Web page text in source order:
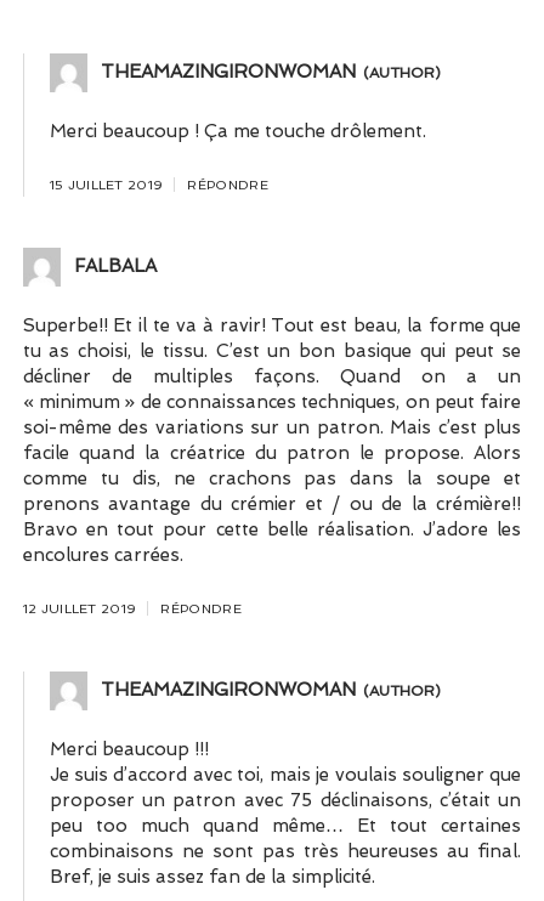
THEAMAZINGIRONWOMAN
Merci beaucoup ! Ça me touche drôlement.
15 JUILLET 2019 RÉPONDRE
FALBALA
Superbe!! Et il te va à ravir! Tout est beau, la forme que
tu as choisi, le tissu. C’est un bon basique qui peut se
décliner de multiples façons. Quand on a un
« minimum » de connaissances techniques, on peut faire
soi-même des variations sur un patron. Mais c’est plus
facile quand la créatrice du patron le propose. Alors
comme tu dis, ne crachons pas dans la soupe et
prenons avantage du crémier et / ou de la crémière!!
Bravo en tout pour cette belle réalisation. J’adore les
encolures carrées.
12 JUILLET 2019 RÉPONDRE
THEAMAZINGIRONWOMAN
Merci beaucoup !!!
Je suis d’accord avec toi, mais je voulais souligner que
proposer un patron avec 75 déclinaisons, c’était un
peu too much quand même… Et tout certaines
combinaisons ne sont pas très heureuses au final.
Bref, je suis assez fan de la simplicité.